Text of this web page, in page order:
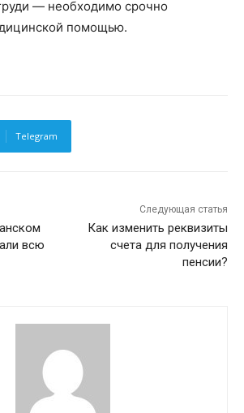
— необходимо срочно
помощью.
Telegram
всю
Следующая статья
Как изменить реквизиты
счета для получения
пенсии?